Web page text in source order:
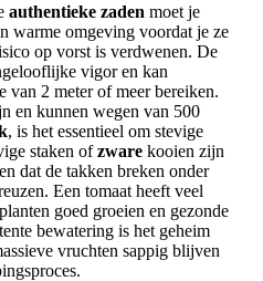
authentieke zaden moet je
warme omgeving voordat je ze
op vorst is verdwenen. De
vigor en kan
van 2 meter of meer bereiken.
en kunnen wegen van 500
, is het essentieel om stevige
staken ofzware kooien zijn
dat de takken breken onder
Een tomaat heeft veel
goed groeien en gezonde
bewatering is het geheim
vruchten sappig blijven